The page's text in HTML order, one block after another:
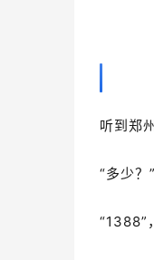
听到郑
“多少？”
“1388”